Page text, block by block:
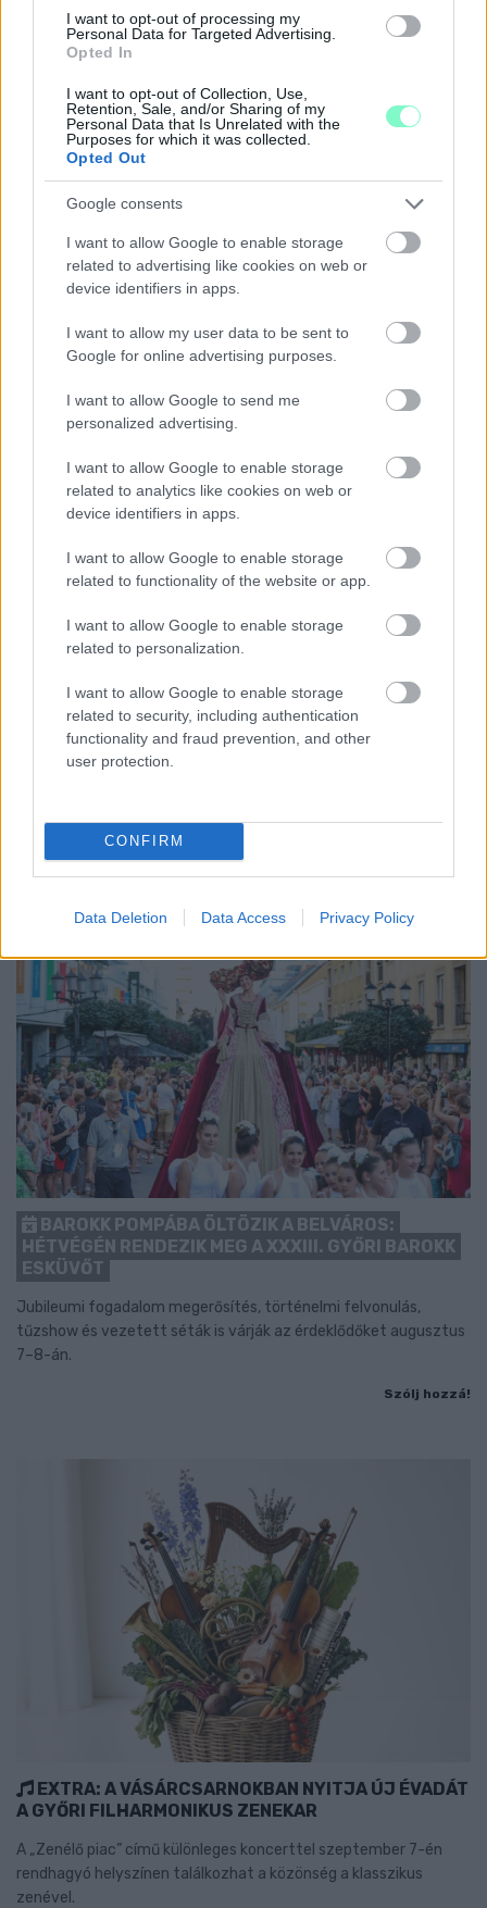
I want to opt-out of processing my
Personal Data for Targeted Advertising.
Opted In
I want to opt-out of Collection, Use,
Retention, Sale, and/or Sharing of my
Personal Data that Is Unrelated with the
Purposes for which it was collected.
Opted Out
Google consents
I want to allow Google to enable storage
related to advertising like cookies on web or
device identifiers in apps.
I want to allow my user data to be sent to
Google for online advertising purposes.
I want to allow Google to send me
personalized advertising.
I want to allow Google to enable storage
related to analytics like cookies on web or
device identifiers in apps.
I want to allow Google to enable storage
related to functionality of the website or app.
I want to allow Google to enable storage
related to personalization.
I want to allow Google to enable storage
related to security, including authentication
functionality and fraud prevention, and other
user protection.
CONFIRM
Data Deletion Data Access Privacy Policy
A BAROKK ÖSSZES ÁRNYALATA ÉS MÉG EGY SOR
KIVÁLÓ PROGRAM VÁR MINDENKIT EZEN A HÉTVÉGÉN
GYŐRBEN
Középpontban a hagyományőrzés, de lesz Pogány Induló és
Majka koncert, jóga szeánsz, “borhajózás” és egy csomó minden
ENERGIATAKARÉKOSSÁG: KORÁBBAN KEZDŐDIK
A GYŐRI AUDI ETO KC PÉNTEKI FELKÉSZÜLÉSI
MÉRKŐZÉSE
Az energiaellátás tehermentesítése érdekében másfél órával
előrébb hozták a Brest Bretagne Handball elleni találkozó
BAROKK POMPÁBA ÖLTÖZIK A BELVÁROS:
HÉTVÉGÉN RENDEZIK MEG A XXXIII. GYŐRI BAROKK
ESKÜVŐT
Jubileumi fogadalom megerősítés, történelmi felvonulás,
tűzshow és vezetett séták is várják az érdeklődőket augusztus
7–8-án.
Szólj hozzá!
EXTRA: A VÁSÁRCSARNOKBAN NYITJA ÚJ ÉVADÁT
A GYŐRI FILHARMONIKUS ZENEKAR
A „Zenélő piac” című különleges koncerttel szeptember 7-én
rendhagyó helyszínen találkozhat a közönség a klasszikus
zenével.